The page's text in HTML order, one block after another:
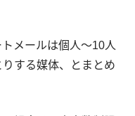
メールは個人〜10人
する媒体、とまとめ